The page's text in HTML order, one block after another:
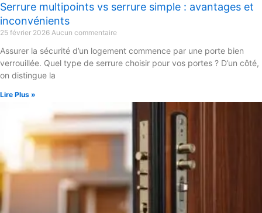
Serrure multipoints vs serrure simple : avantages et
inconvénients
25 février 2026 Aucun commentaire
Assurer la sécurité d’un logement commence par une porte bien
verrouillée. Quel type de serrure choisir pour vos portes ? D’un côté,
on distingue la
Lire Plus »